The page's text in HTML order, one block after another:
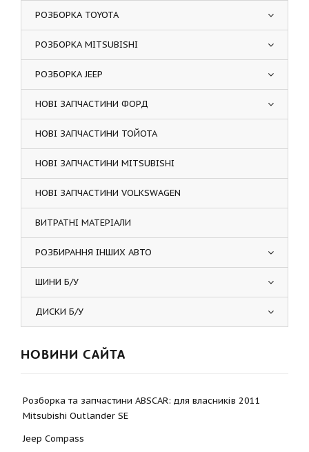
РОЗБОРКА TOYOTA
РОЗБОРКА MITSUBISHI
РОЗБОРКА JEEP
НОВІ ЗАПЧАСТИНИ ФОРД
НОВІ ЗАПЧАСТИНИ ТОЙОТА
НОВІ ЗАПЧАСТИНИ MITSUBISHI
НОВІ ЗАПЧАСТИНИ VOLKSWAGEN
ВИТРАТНІ МАТЕРІАЛИ
РОЗБИРАННЯ ІНШИХ АВТО
ШИНИ Б/У
ДИСКИ Б/У
НОВИНИ САЙТА
Розборка та запчастини ABSCAR: для власників 2011
Mitsubishi Outlander SE
Jeep Compass